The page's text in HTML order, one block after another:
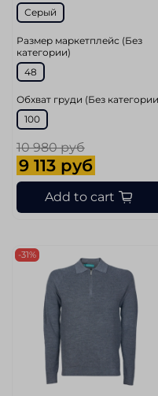
Серый
Размер маркетплейс (Без
категории)
48
Обхват груди (Без
100
10 980 руб
9 113 руб
Add to cart
-31%